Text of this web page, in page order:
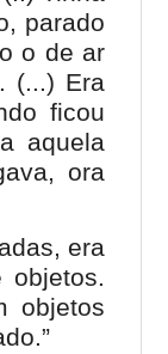
parado
o de ar
(...) Era
ficou
aquela
ora
era
objetos